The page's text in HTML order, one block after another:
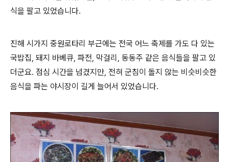
식을 팔고 있었습니다.
진해 시가지 중원로타리 부근에는 전국 어느 축제를 가도 다 있는
국밥집, 돼지 바베큐, 파전, 막걸리, 동동주 같은 음식들을 팔고 있
더군요. 점심 시간을 넘겼지만, 전혀 군침이 돌지 않는 비슷비슷한
음식을 파는 야시장이 길게 늘어서 있었습니다.